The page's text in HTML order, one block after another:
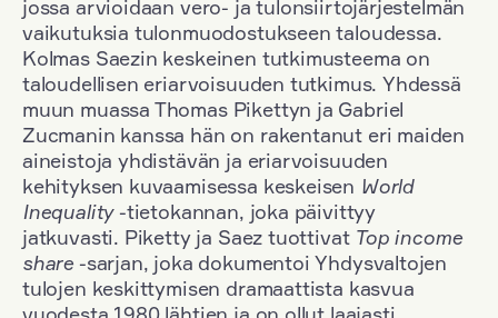
jossa arvioidaan vero- ja tulonsiirtojärjestelmän
vaikutuksia tulonmuodostukseen taloudessa.
Kolmas Saezin keskeinen tutkimusteema on
taloudellisen eriarvoisuuden tutkimus. Yhdessä
muun muassa Thomas Pikettyn ja Gabriel
Zucmanin kanssa hän on rakentanut eri maiden
aineistoja yhdistävän ja eriarvoisuuden
kehityksen kuvaamisessa keskeisen World
Inequality-tietokannan, joka päivittyy
jatkuvasti. Piketty ja Saez tuottivat Top income
share -sarjan, joka dokumentoi Yhdysvaltojen
tulojen keskittymisen dramaattista kasvua